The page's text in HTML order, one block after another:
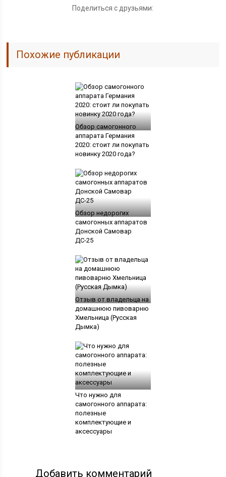
Поделиться с друзьями:
Похожие публикации
Обзор самогонного
аппарата Германия
2020: стоит ли покупать
новинку 2020 года?
Обзор недорогих
самогонных аппаратов
Донской Самовар
ДС-25
Отзыв от владельца на
домашнюю пивоварню
Хмельница (Русская
Дымка)
Что нужно для
самогонного аппарата:
полезные
комплектующие и
аксессуары
Добавить комментарий